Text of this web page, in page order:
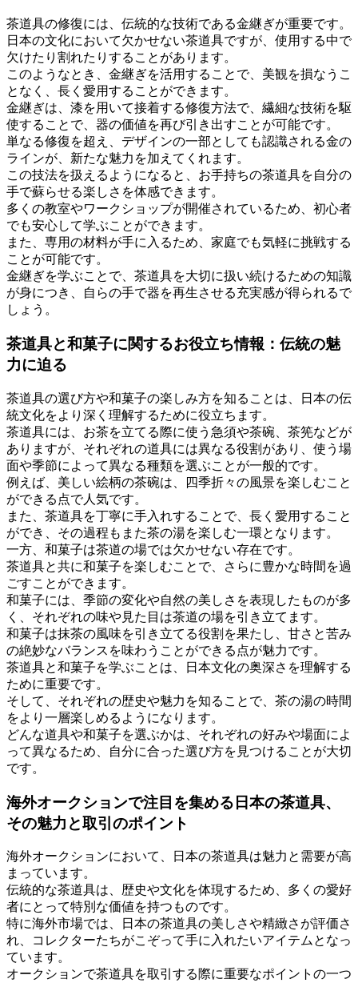
茶道具の修復には、伝統的な技術である金継ぎが重要です。
日本の文化において欠かせない茶道具ですが、使用する中で
欠けたり割れたりすることがあります。
このようなとき、金継ぎを活用することで、美観を損なうこ
となく、長く愛用することができます。
金継ぎは、漆を用いて接着する修復方法で、繊細な技術を駆
使することで、器の価値を再び引き出すことが可能です。
単なる修復を超え、デザインの一部としても認識される金の
ラインが、新たな魅力を加えてくれます。
この技法を扱えるようになると、お手持ちの茶道具を自分の
手で蘇らせる楽しさを体感できます。
多くの教室やワークショップが開催されているため、初心者
でも安心して学ぶことができます。
また、専用の材料が手に入るため、家庭でも気軽に挑戦する
ことが可能です。
金継ぎを学ぶことで、茶道具を大切に扱い続けるための知識
が身につき、自らの手で器を再生させる充実感が得られるで
しょう。
茶道具と和菓子に関するお役立ち情報：伝統の魅
力に迫る
茶道具の選び方や和菓子の楽しみ方を知ることは、日本の伝
統文化をより深く理解するために役立ちます。
茶道具には、お茶を立てる際に使う急須や茶碗、茶筅などが
ありますが、それぞれの道具には異なる役割があり、使う場
面や季節によって異なる種類を選ぶことが一般的です。
例えば、美しい絵柄の茶碗は、四季折々の風景を楽しむこと
ができる点で人気です。
また、茶道具を丁寧に手入れすることで、長く愛用すること
ができ、その過程もまた茶の湯を楽しむ一環となります。
一方、和菓子は茶道の場では欠かせない存在です。
茶道具と共に和菓子を楽しむことで、さらに豊かな時間を過
ごすことができます。
和菓子には、季節の変化や自然の美しさを表現したものが多
く、それぞれの味や見た目は茶道の場を引き立てます。
和菓子は抹茶の風味を引き立てる役割を果たし、甘さと苦み
の絶妙なバランスを味わうことができる点が魅力です。
茶道具と和菓子を学ぶことは、日本文化の奥深さを理解する
ために重要です。
そして、それぞれの歴史や魅力を知ることで、茶の湯の時間
をより一層楽しめるようになります。
どんな道具や和菓子を選ぶかは、それぞれの好みや場面によ
って異なるため、自分に合った選び方を見つけることが大切
です。
海外オークションで注目を集める日本の茶道具、
その魅力と取引のポイント
海外オークションにおいて、日本の茶道具は魅力と需要が高
まっています。
伝統的な茶道具は、歴史や文化を体現するため、多くの愛好
者にとって特別な価値を持つものです。
特に海外市場では、日本の茶道具の美しさや精緻さが評価さ
れ、コレクターたちがこぞって手に入れたいアイテムとなっ
ています。
オークションで茶道具を取引する際に重要なポイントの一つ